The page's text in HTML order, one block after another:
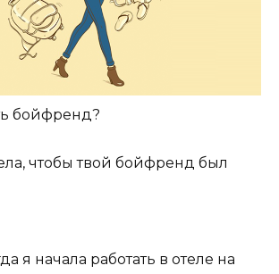
бойфренд?
чтобы твой бойфренд был
я начала работать в отеле на